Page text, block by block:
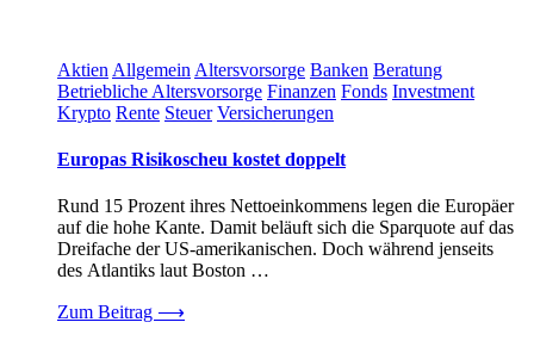
Aktien Allgemein Altersvorsorge Banken Beratung
Betriebliche Altersvorsorge Finanzen Fonds Investment
Krypto Rente Steuer Versicherungen
Europas Risikoscheu kostet doppelt
Rund 15 Prozent ihres Nettoeinkommens legen die Europäer
auf die hohe Kante. Damit beläuft sich die Sparquote auf das
Dreifache der US-amerikanischen. Doch während jenseits
des Atlantiks laut Boston …
Zum Beitrag ⟶